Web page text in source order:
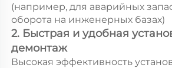
(например, для аварийных
оборота на инженерных базах)
2. Быстрая и удобная
демонтаж
Высокая эффективность